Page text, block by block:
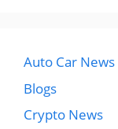
Auto Car News
Blogs
Crypto News